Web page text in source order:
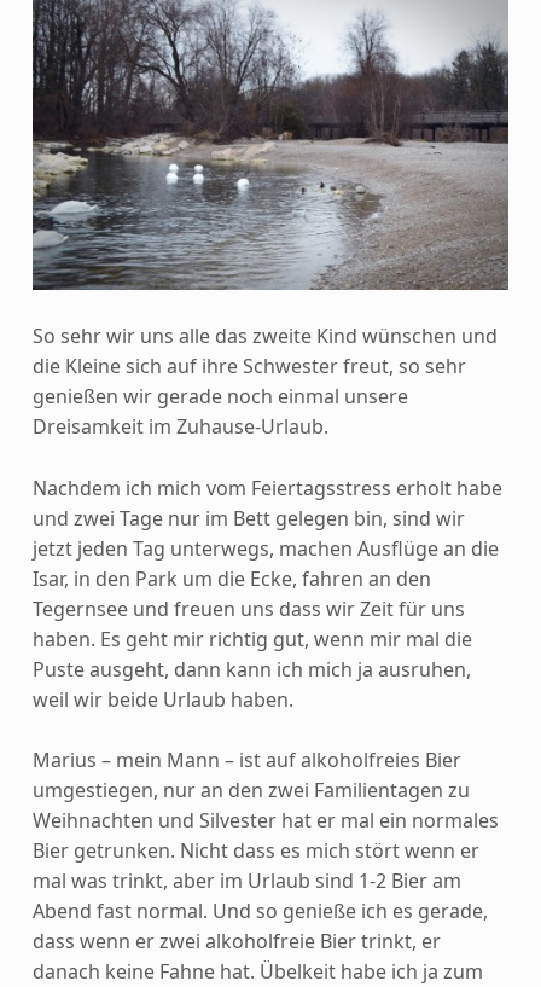
So sehr wir uns alle das zweite Kind wünschen und
die Kleine sich auf ihre Schwester freut, so sehr
genießen wir gerade noch einmal unsere
Dreisamkeit im Zuhause-Urlaub.
Nachdem ich mich vom Feiertagsstress erholt habe
und zwei Tage nur im Bett gelegen bin, sind wir
jetzt jeden Tag unterwegs, machen Ausflüge an die
Isar, in den Park um die Ecke, fahren an den
Tegernsee und freuen uns dass wir Zeit für uns
haben. Es geht mir richtig gut, wenn mir mal die
Puste ausgeht, dann kann ich mich ja ausruhen,
weil wir beide Urlaub haben.
Marius – mein Mann – ist auf alkoholfreies Bier
umgestiegen, nur an den zwei Familientagen zu
Weihnachten und Silvester hat er mal ein normales
Bier getrunken. Nicht dass es mich stört wenn er
mal was trinkt, aber im Urlaub sind 1-2 Bier am
Abend fast normal. Und so genieße ich es gerade,
dass wenn er zwei alkoholfreie Bier trinkt, er
danach keine Fahne hat. Übelkeit habe ich ja zum